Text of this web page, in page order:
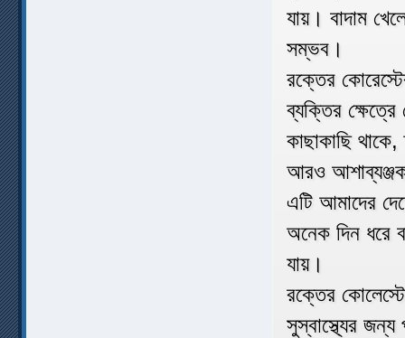
যায়। বাদাম
সম্ভব।
রক্তের
ব্যক্তির
কাছাকাছি
আরও আশাব্যঞ্জক
এটি আমাদের
অনেক দিন ধরে
যায়।
রক্তের
সুস্বাস্থ্যের জন্য